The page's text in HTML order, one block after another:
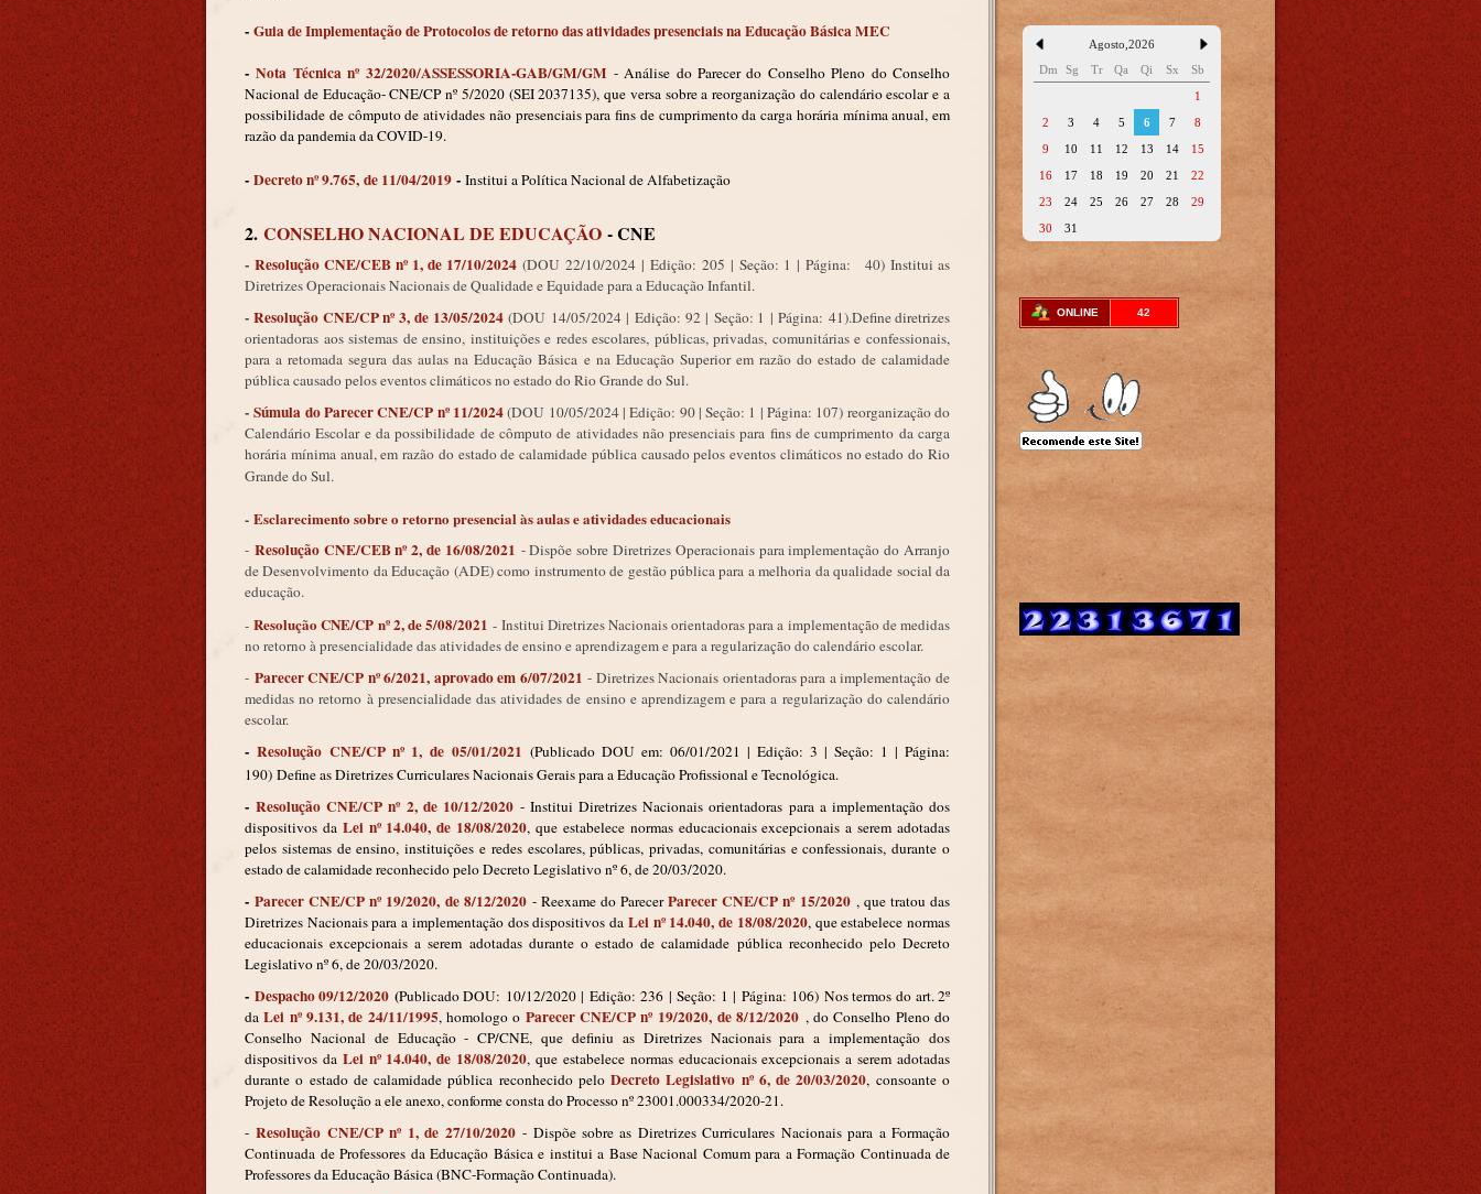
- Guia de Implementação de Protocolos de retorno das atividades presenciais na Educação Básica MEC
-Nota Técnica nº 32/2020/ASSESSORIA-GAB/GM/GM - Análise do Parecer do Conselho Pleno do Conselho
Nacional de Educação- CNE/CP nº 5/2020 (SEI 2037135), que versa sobre a reorganização do calendário escolar e a
possibilidade de cômputo de atividades não presenciais para fins de cumprimento da carga horária mínima anual, em
razão da pandemia da COVID-19.
- Decreto nº 9.765, de 11/04/2019 - Institui a Política Nacional de Alfabetização
2. CONSELHO NACIONAL DE EDUCAÇÃO - CNE
- Resolução CNE/CEB nº 1, de 17/10/2024(DOU22/10/2024 |Edição: 205 | Seção: 1 | Página:40) Institui as
Diretrizes Operacionais Nacionais de Qualidade e Equidade para a Educação Infantil.
-Resolução CNE/CP nº 3, de 13/05/2024 (DOU 14/05/2024 | Edição: 92 | Seção: 1 |Página: 41).Define diretrizes
orientadoras aos sistemas de ensino, instituições e redes escolares, públicas, privadas, comunitárias e confessionais,
para a retomada segura das aulas na Educação Básica e na Educação Superior em razão do estado de calamidade
pública causado pelos eventos climáticos no estado do Rio Grande do Sul.
-Súmula do Parecer CNE/CP nº 11/2024(DOU 10/05/2024 | Edição: 90 | Seção: 1 | Página: 107) reorganização do
Calendário Escolar e da possibilidade de cômputo de atividades não presenciais para fins de cumprimento da carga
horária mínima anual, em razão do estado de calamidade pública causado pelos eventos climáticos no estado do Rio
Grande do Sul.
- Esclarecimento sobre o retorno presencial às aulas e atividades educacionais
- Resolução CNE/CEB nº 2, de 16/08/2021 - Dispõe sobre Diretrizes Operacionais para implementação do Arranjo
de Desenvolvimento da Educação (ADE) como instrumento de gestão pública para a melhoria da qualidade social da
educação.
-Resolução CNE/CP nº 2, de 5/08/2021 - Institui Diretrizes Nacionais orientadoras para a implementação de medidas
no retorno à presencialidade das atividades de ensino e aprendizagem e para a regularização do calendário escolar.
- Parecer CNE/CP nº 6/2021, aprovado em 6/07/2021 - Diretrizes Nacionais orientadoras para a implementação de
medidas no retorno à presencialidade das atividades de ensino e aprendizagem e para a regularização do calendário
escolar.
- Resolução CNE/CP nº 1, de 05/01/2021 (Publicado DOU em: 06/01/2021 | Edição: 3 | Seção: 1 | Página:
190) Define as Diretrizes Curriculares Nacionais Gerais para a Educação Profissional e Tecnológica.
-Resolução CNE/CP nº 2, de 10/12/2020- Institui Diretrizes Nacionais orientadoras para a implementação dos
dispositivos da Lei nº 14.040, de 18/08/2020, que estabelece normas educacionais excepcionais a serem adotadas
pelos sistemas de ensino, instituições e redes escolares, públicas, privadas, comunitárias e confessionais, durante o
estado de calamidade reconhecido pelo Decreto Legislativo nº 6, de 20/03/2020.
-Parecer CNE/CP nº 19/2020, de 8/12/2020 - Reexame do ParecerParecer CNE/CP nº 15/2020 , que tratou das
Diretrizes Nacionais para a implementação dos dispositivos da Lei nº 14.040, de 18/08/2020, que estabelece normas
educacionais excepcionais a serem adotadas durante o estado de calamidade pública reconhecido pelo Decreto
Legislativo nº 6, de 20/03/2020.
- Despacho 09/12/2020 (Publicado DOU: 10/12/2020 | Edição:236 |Seção: 1 | Página: 106) Nos termos do art. 2º
daLei nº 9.131, de 24/11/1995, homologo o Parecer CNE/CP nº 19/2020, de 8/12/2020 , do Conselho Pleno do
Conselho Nacional de Educação - CP/CNE, que definiu as Diretrizes Nacionais para a implementação dos
dispositivos da Lei nº 14.040, de 18/08/2020, que estabelece normas educacionais excepcionais a serem adotadas
durante o estado de calamidade pública reconhecido peloDecreto Legislativo nº 6, de 20/03/2020, consoante o
Projeto de Resolução a ele anexo, conforme consta do Processo nº 23001.000334/2020-21.
-Resolução CNE/CP nº 1, de 27/10/2020 - Dispõe sobre as Diretrizes Curriculares Nacionais para a Formação
Continuada de Professores da Educação Básica e institui a Base Nacional Comum para a Formação Continuada de
Professores da Educação Básica (BNC-Formação Continuada).
Agosto 2026
Dm
Sg Tr Qa Qi Sx
Sb
1
2
3 4 5 6 7
8
9
10 11 12 13 14
15
16
17 18 19 20 21
22
23
24 25 26 27 28
29
30
31
ONLINE 42